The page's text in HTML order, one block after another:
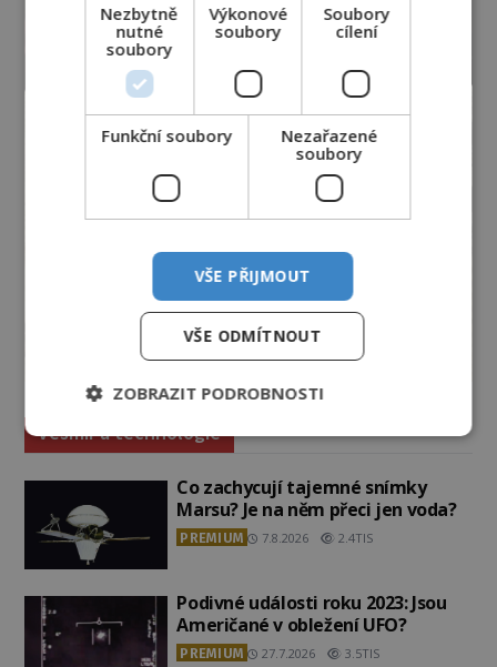
Vesmír a technologie
Co zachycují tajemné snímky
Marsu? Je na něm přeci jen voda?
PREMIUM 7.8.2026 2.4TIS
Podivné události roku 2023: Jsou
Američané v obležení UFO?
PREMIUM 27.7.2026 3.5TIS
Nezbytně
nutné
soubory
Výkonové
soubory
Soubory
cílení
Funkční soubory
Nezařazené
soubory
VŠE PŘIJMOUT
VŠE ODMÍTNOUT
ZOBRAZIT PODROBNOSTI